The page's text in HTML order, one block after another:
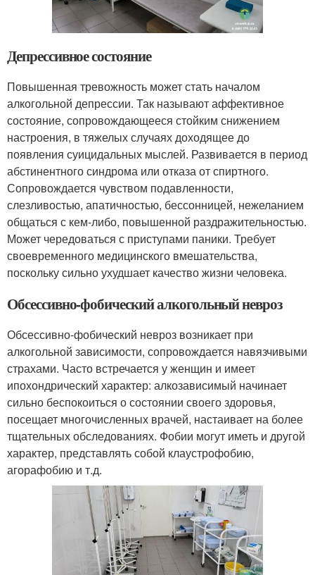
Депрессивное состояние
Повышенная тревожность может стать началом
алкогольной депрессии. Так называют аффективное
состояние, сопровождающееся стойким снижением
настроения, в тяжелых случаях доходящее до
появления суицидальных мыслей. Развивается в период
абстинентного синдрома или отказа от спиртного.
Сопровождается чувством подавленности,
слезливостью, апатичностью, бессонницей, нежеланием
общаться с кем-либо, повышенной раздражительностью.
Может чередоваться с приступами паники. Требует
своевременного медицинского вмешательства,
поскольку сильно ухудшает качество жизни человека.
Обсессивно-фобический алкогольный невроз
Обсессивно-фобический невроз возникает при
алкогольной зависимости, сопровождается навязчивыми
страхами. Часто встречается у женщин и имеет
ипохондрический характер: алкозависимый начинает
сильно беспокоиться о состоянии своего здоровья,
посещает многочисленных врачей, настаивает на более
тщательных обследованиях. Фобии могут иметь и другой
характер, представлять собой клаустрофобию,
агорафобию и т.д.